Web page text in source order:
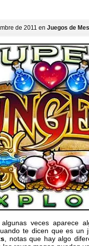
de 2011 en Juegos de
, algunas veces aparece
te dicen que es
, notas que hay algo